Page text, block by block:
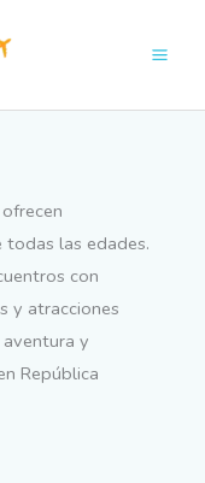
todas las edades.
con
y atracciones
y
República